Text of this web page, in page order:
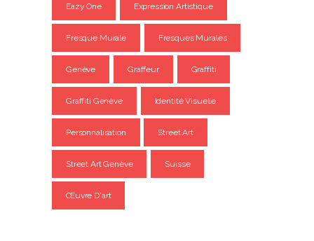
Eazy One Expression Artistique
Fresque Murale Fresques Murales
Genève Graffeur Graffiti
Graffiti Genève Identité Visuelle
Personnalisation Street Art
Street Art Genève Suisse
Œuvre D'art